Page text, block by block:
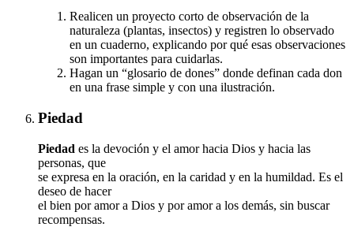
Realicen un proyecto corto de observación de la
naturaleza (plantas, insectos) y registren lo observado
en un cuaderno, explicando por qué esas observaciones
son importantes para cuidarlas.
Hagan un “glosario de dones” donde definan cada don
en una frase simple y con una ilustración.
Piedad
Piedad es la devoción y el amor hacia Dios y hacia las
personas, que
se expresa en la oración, en la caridad y en la humildad. Es el
deseo de hacer
el bien por amor a Dios y por amor a los demás, sin buscar
recompensas.